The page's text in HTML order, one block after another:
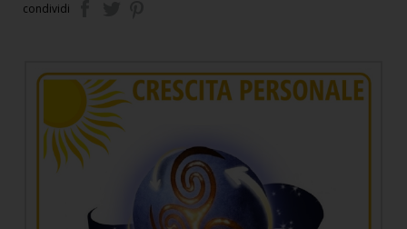
condividi